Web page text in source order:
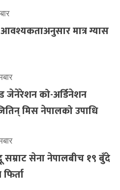
मात्र ग्यास
को-अर्डिनेशन
मिस नेपालको उपाधि
सम्राट सेना नेपालबीच १९ बुँदे